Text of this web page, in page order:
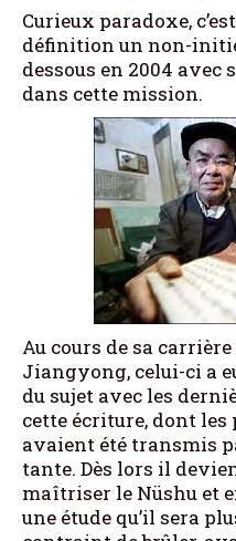
Curieux paradoxe,
définition un non-
dessous en 2004
dans cette mission.
Au cours de sa
Jiangyong, celui-ci a
du sujet avec les
cette écriture, dont
avaient été transmis
tante. Dès lors il
maîtriser le Nüshu et
une étude qu’il sera